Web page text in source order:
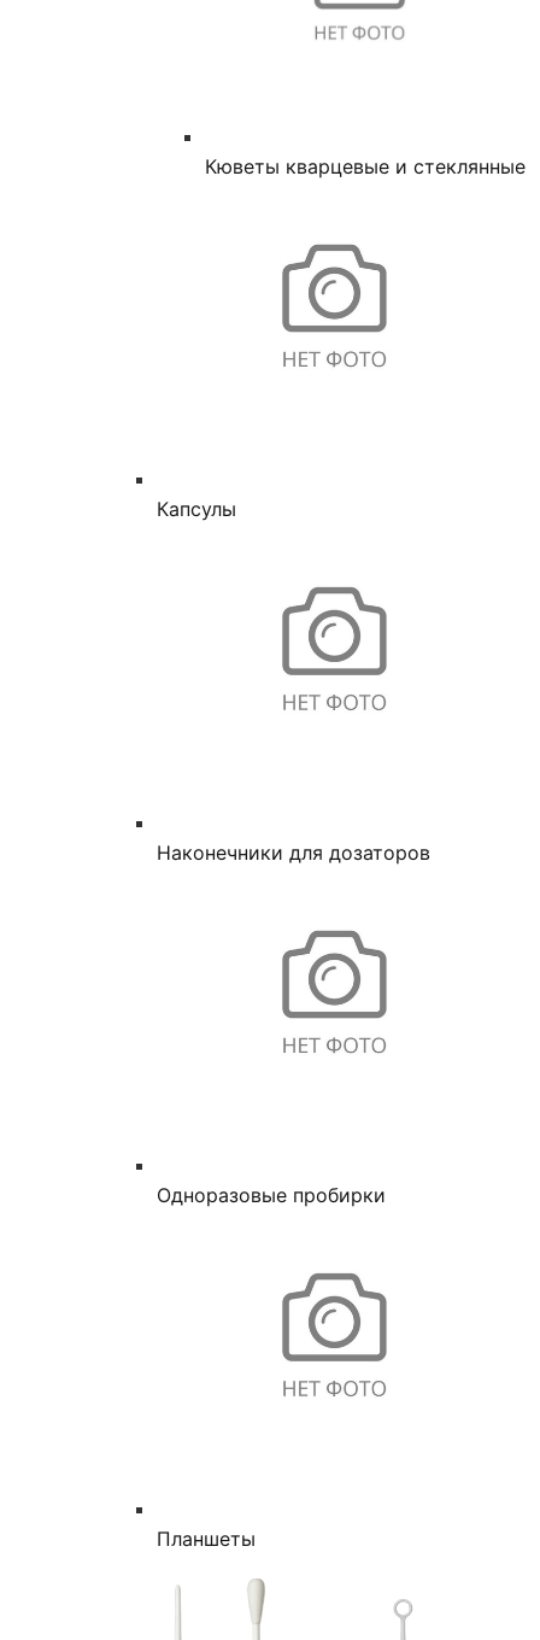
Кюветы кварцевые и стеклянные
Капсулы
Наконечники для дозаторов
Одноразовые пробирки
Планшеты